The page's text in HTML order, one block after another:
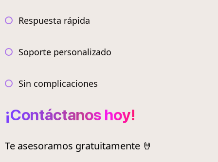
Respuesta rápida
Soporte personalizado
Sin complicaciones
¡Contáctanos hoy!
Te asesoramos gratuitamente 🤘